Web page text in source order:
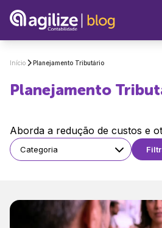
Início Planejamento Tributário
Planejamento
Aborda a redução de custos e
Categoria